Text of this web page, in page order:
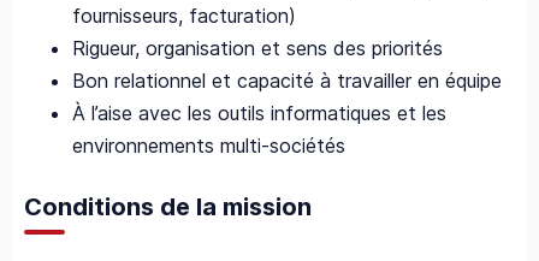
fournisseurs, facturation)
Rigueur, organisation et sens des priorités
Bon relationnel et capacité à travailler en équipe
À l’aise avec les outils informatiques et les
environnements multi-sociétés
Conditions de la mission